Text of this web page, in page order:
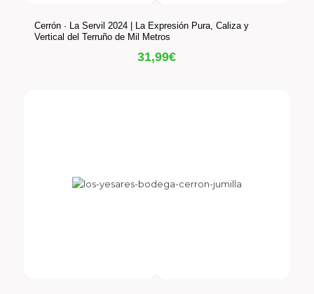
Cerrón · La Servil 2024 | La Expresión Pura, Caliza y
Vertical del Terruño de Mil Metros
31,99€